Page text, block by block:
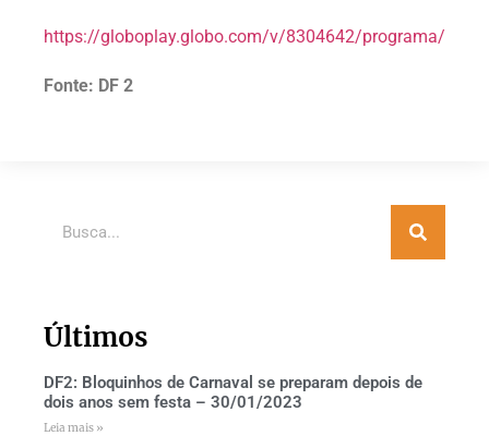
https://globoplay.globo.com/v/8304642/programa/
Fonte: DF 2
Últimos
DF2: Bloquinhos de Carnaval se preparam depois de
dois anos sem festa – 30/01/2023
Leia mais »